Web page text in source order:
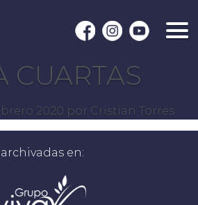
CUARTAS
2020 por Cristian Torres
archivadas en: